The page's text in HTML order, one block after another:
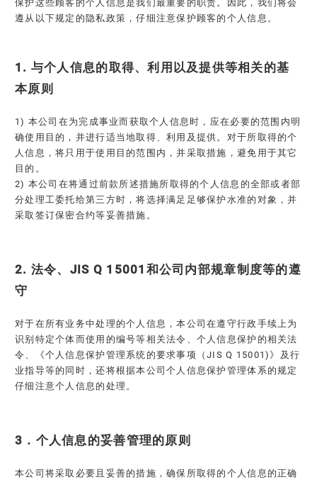
保护这些顾客的个人信息是我们最重要的职责。因此，我们将会
遵从以下规定的隐私政策，仔细注意保护顾客的个人信息。
1. 与个人信息的取得、利用以及提供等相关的基
本原则
1) 本公司在为完成事业而获取个人信息时，应在必要的范围内明
确使用目的，并进行适当地取得、利用及提供。对于所取得的个
人信息，将只用于使用目的范围内，并采取措施，避免用于其它
目的。
2) 本公司在将通过前款所述措施所取得的个人信息的全部或者部
分处理工委托给第三方时，将选择满足足够保护水准的对象，并
采取签订保密合约等妥善措施。
2. 法令、JIS Q 15001和公司内部规章制度等的遵
守
对于在所有业务中处理的个人信息，本公司在遵守行政手续上为
识别特定个体而使用的编号等相关法令、个人信息保护的相关法
令、《个人信息保护管理系统的要求事项（JIS Q 15001)》及行
业指导等的同时，还将根据本公司个人信息保护管理体系的规定
仔细注意个人信息的处理。
3．个人信息的妥善管理的原则
本公司将采取必要且妥善的措施，确保所取得的个人信息的正确